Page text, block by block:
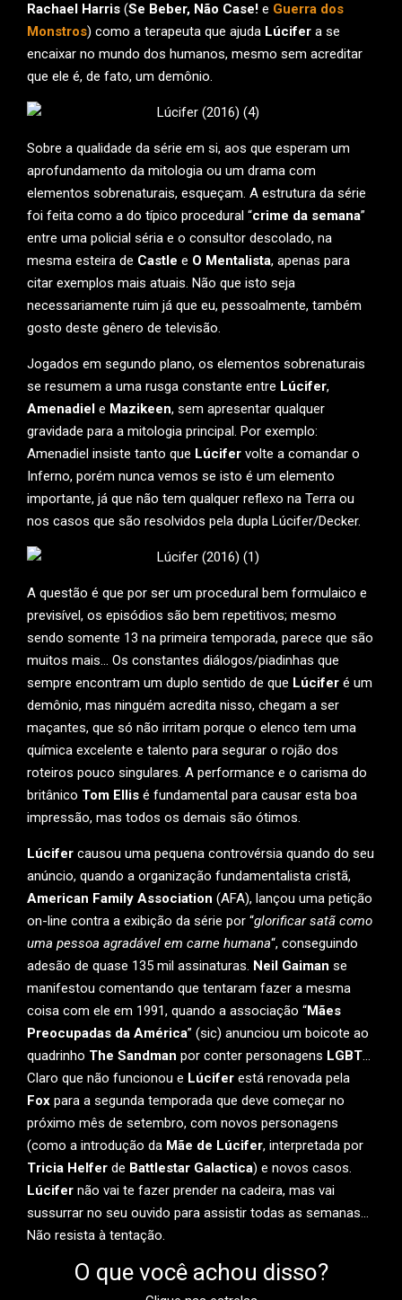
Rachael Harris (Se Beber, Não Case! e Guerra dos
Monstros) como a terapeuta que ajuda Lúcifer a se
encaixar no mundo dos humanos, mesmo sem acreditar
que ele é, de fato, um demônio.
Sobre a qualidade da série em si, aos que esperam um
aprofundamento da mitologia ou um drama com
elementos sobrenaturais, esqueçam. A estrutura da série
foi feita como a do típico procedural “crime da semana”
entre uma policial séria e o consultor descolado, na
mesma esteira de Castle e O Mentalista, apenas para
citar exemplos mais atuais. Não que isto seja
necessariamente ruim já que eu, pessoalmente, também
gosto deste gênero de televisão.
Jogados em segundo plano, os elementos sobrenaturais
se resumem a uma rusga constante entre Lúcifer,
Amenadiel e Mazikeen, sem apresentar qualquer
gravidade para a mitologia principal. Por exemplo:
Amenadiel insiste tanto que Lúcifer volte a comandar o
Inferno, porém nunca vemos se isto é um elemento
importante, já que não tem qualquer reflexo na Terra ou
nos casos que são resolvidos pela dupla Lúcifer/Decker.
A questão é que por ser um procedural bem formulaico e
previsível, os episódios são bem repetitivos; mesmo
sendo somente 13 na primeira temporada, parece que são
muitos mais… Os constantes diálogos/piadinhas que
sempre encontram um duplo sentido de que Lúcifer é um
demônio, mas ninguém acredita nisso, chegam a ser
maçantes, que só não irritam porque o elenco tem uma
química excelente e talento para segurar o rojão dos
roteiros pouco singulares. A performance e o carisma do
britânico Tom Ellis é fundamental para causar esta boa
impressão, mas todos os demais são ótimos.
Lúcifer causou uma pequena controvérsia quando do seu
anúncio, quando a organização fundamentalista cristã,
American Family Association (AFA), lançou uma petição
on-line contra a exibição da série por “glorificar satã como
uma pessoa agradável em carne humana“, conseguindo
adesão de quase 135 mil assinaturas. Neil Gaiman se
manifestou comentando que tentaram fazer a mesma
coisa com ele em 1991, quando a associação “Mães
Preocupadas da América” (sic) anunciou um boicote ao
quadrinho The Sandman por conter personagens LGBT…
Claro que não funcionou e Lúcifer está renovada pela
Fox para a segunda temporada que deve começar no
próximo mês de setembro, com novos personagens
(como a introdução da Mãe de Lúcifer, interpretada por
Tricia Helfer de Battlestar Galactica) e novos casos.
Lúcifer não vai te fazer prender na cadeira, mas vai
sussurrar no seu ouvido para assistir todas as semanas…
Não resista à tentação.
O que você achou disso?